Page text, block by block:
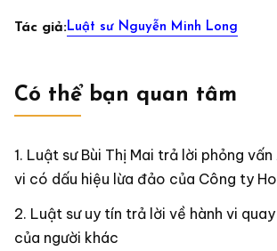
Tác giả:Luật sư Nguyễn Minh Long
Có thể bạn quan tâm
Luật sư Bùi Thị Mai trả lời phỏng vấn
vi có dấu hiệu lừa đảo của Công ty
Luật sư uy tín trả lời về hành vi quay
của người khác